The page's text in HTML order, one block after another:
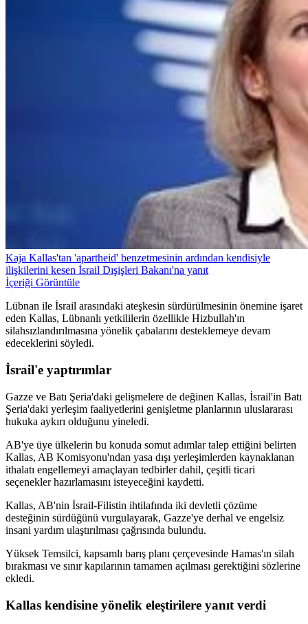
Kaja Kallas'tan 'apartheid' benzetmesinin ardından kendisiyle
ilişkilerini kesen İsrail Dışişleri Bakanı'na yanıt
İçeriği Görüntüle
Lübnan ile İsrail arasındaki ateşkesin sürdürülmesinin önemine işaret
eden Kallas, Lübnanlı yetkililerin özellikle Hizbullah'ın
silahsızlandırılmasına yönelik çabalarını desteklemeye devam
edeceklerini söyledi.
İsrail'e yaptırımlar
Gazze ve Batı Şeria'daki gelişmelere de değinen Kallas, İsrail'in Batı
Şeria'daki yerleşim faaliyetlerini genişletme planlarının uluslararası
hukuka aykırı olduğunu yineledi.
AB'ye üye ülkelerin bu konuda somut adımlar talep ettiğini belirten
Kallas, AB Komisyonu'ndan yasa dışı yerleşimlerden kaynaklanan
ithalatı engellemeyi amaçlayan tedbirler dahil, çeşitli ticari
seçenekler hazırlamasını isteyeceğini kaydetti.
Kallas, AB'nin İsrail-Filistin ihtilafında iki devletli çözüme
desteğinin sürdüğünü vurgulayarak, Gazze'ye derhal ve engelsiz
insani yardım ulaştırılması çağrısında bulundu.
Yüksek Temsilci, kapsamlı barış planı çerçevesinde Hamas'ın silah
bırakması ve sınır kapılarının tamamen açılması gerektiğini sözlerine
ekledi.
Kallas kendisine yönelik eleştirilere yanıt verdi